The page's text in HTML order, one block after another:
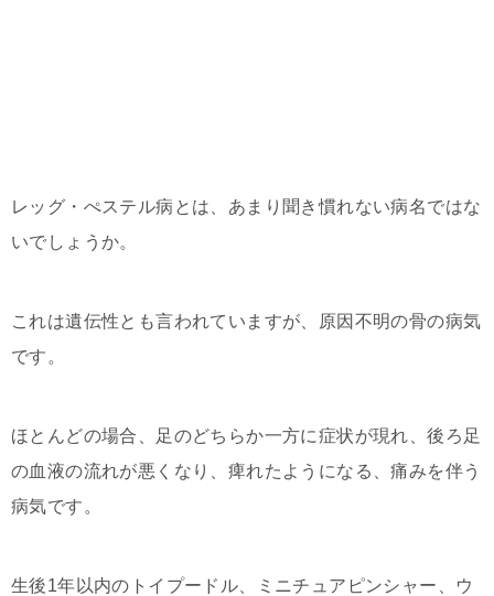
レッグ・ぺステル病とは、あまり聞き慣れない病名ではな
いでしょうか。
これは遺伝性とも言われていますが、原因不明の骨の病気
です。
ほとんどの場合、足のどちらか一方に症状が現れ、後ろ足
の血液の流れが悪くなり、痺れたようになる、痛みを伴う
病気です。
生後1年以内のトイプードル、ミニチュアピンシャー、ウ